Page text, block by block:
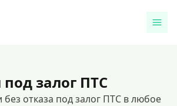
залог ПТС
без отказа под залог ПТС в любое